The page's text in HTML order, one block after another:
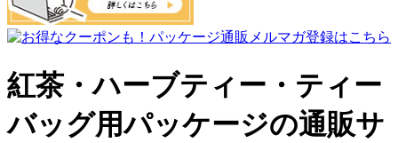
紅茶・ハーブティー・ティー
バッグ用パッケージの通販サ